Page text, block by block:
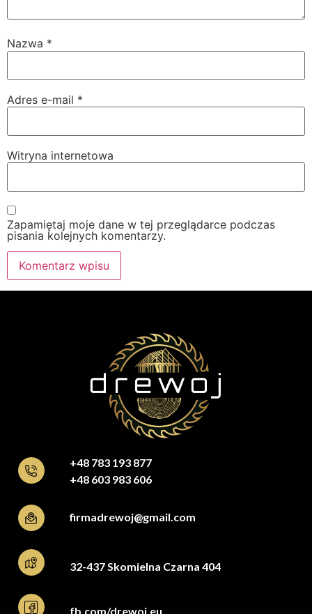
Nazwa *
Adres e-mail *
Witryna internetowa
Zapamiętaj moje dane w tej przeglądarce podczas
pisania kolejnych komentarzy.
+48 783 193 877
+48 603 983 606
firmadrewoj@gmail.com
32-437 Skomielna Czarna 404
fb.com/drewoj.eu